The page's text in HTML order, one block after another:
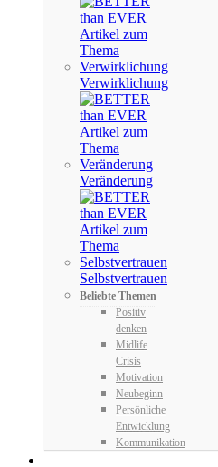
Verwirklichung
Veränderung
Selbstvertrauen
Beliebte Themen
Positiv
denken
Midlife
Crisis
Motivation
Neubeginn
Persönliche
Entwicklung
Kommunikation